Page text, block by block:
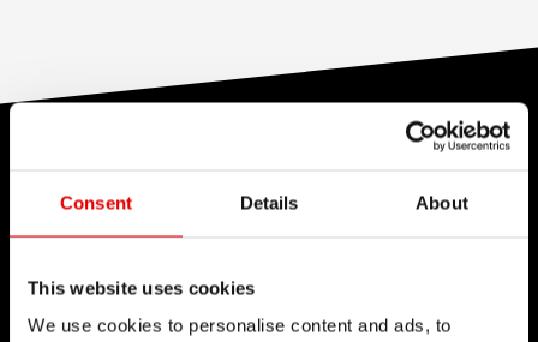
Consent Details About
This website uses cookies
We use cookies to personalise content and ads, to
我們對於工程藝術深信不疑，並為了追求卓越的產品
開發流程而努力。我們的理念是透過內部研發的技術
來不斷地突破極限。